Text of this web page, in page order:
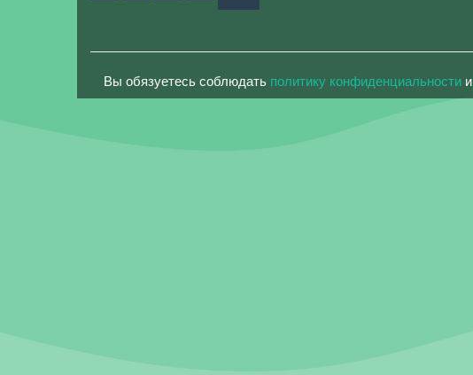
Вы обязуетесь соблюдать политику конфиденциальности и